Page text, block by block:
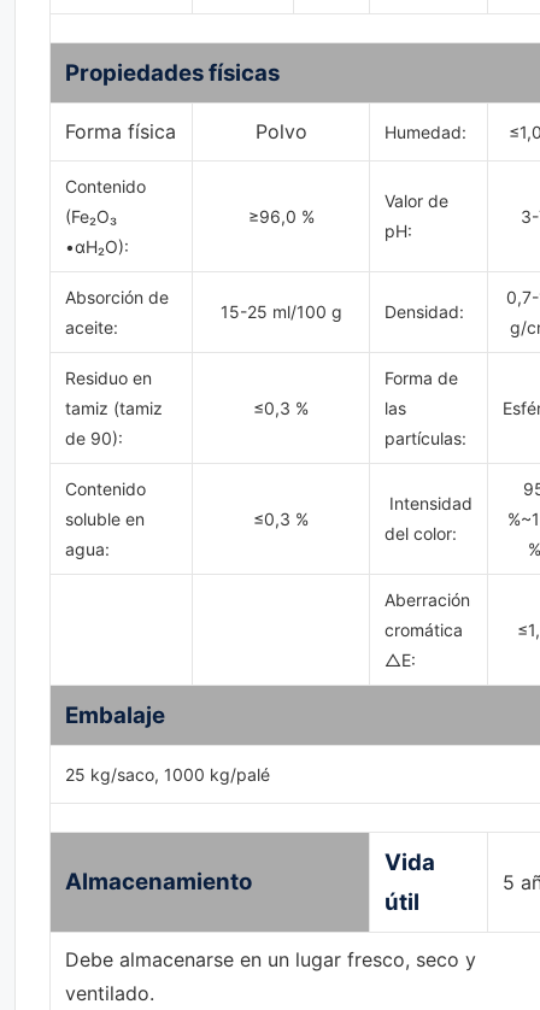
Propiedades físicas
Forma física Polvo Humedad:
Contenido
(Fe₂O₃
•αH₂O):
≥96,0 %
Valor de
pH:
Absorción de
aceite:
15-25 ml/100 g Densidad:
g/
Residuo en
tamiz (tamiz
de 90):
≤0,3 %
Forma de
las
partículas:
Contenido
soluble en
agua:
≤0,3 %
Intensidad
del color:
%
Aberración
cromática
△E:
Embalaje
25 kg/saco, 1000 kg/palé
Almacenamiento
Vida
útil
5
Debe almacenarse en un lugar fresco, seco y
ventilado.